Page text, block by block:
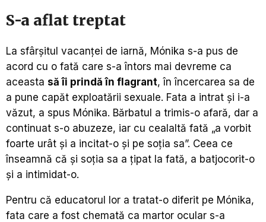
S-a aflat treptat
La sfârșitul vacanței de iarnă, Mónika s-a pus de
acord cu o fată care s-a întors mai devreme ca
aceasta să îi prindă în flagrant, în încercarea sa de
a pune capăt exploatării sexuale. Fata a intrat și i-a
văzut, a spus Mónika. Bărbatul a trimis-o afară, dar a
continuat s-o abuzeze, iar cu cealaltă fată „a vorbit
foarte urât și a incitat-o și pe soția sa”. Ceea ce
înseamnă că și soția sa a țipat la fată, a batjocorit-o
și a intimidat-o.
Pentru că educatorul lor a tratat-o diferit pe Mónika,
fata care a fost chemată ca martor ocular s-a